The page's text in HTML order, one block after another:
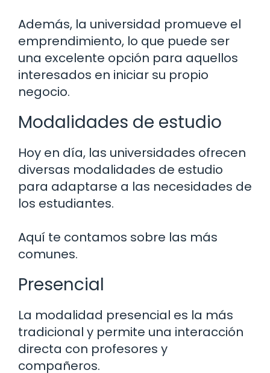
Además, la universidad promueve el
emprendimiento, lo que puede ser
una excelente opción para aquellos
interesados en iniciar su propio
negocio.
Modalidades de estudio
Hoy en día, las universidades ofrecen
diversas modalidades de estudio
para adaptarse a las necesidades de
los estudiantes.
Aquí te contamos sobre las más
comunes.
Presencial
La modalidad presencial es la más
tradicional y permite una interacción
directa con profesores y
compañeros.